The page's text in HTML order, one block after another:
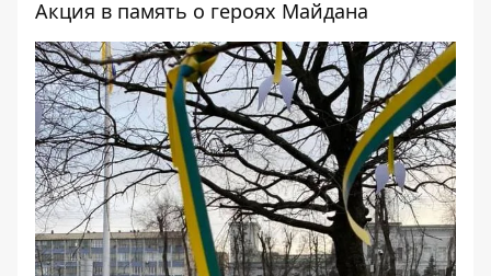
Акция в память о героях Майдана